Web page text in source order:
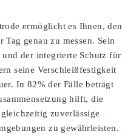
ermöglicht es Ihnen, den
genau zu messen. Sein
der integrierte Schutz für
seine Verschleißfestigkeit
In 82% der Fälle beträgt
hilft, die
zuverlässige
zu gewährleisten.